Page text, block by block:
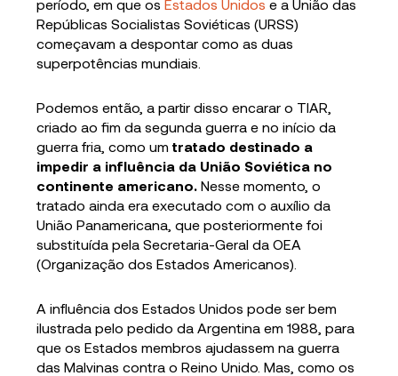
período, em que osEstados Unidos e a União das
Repúblicas Socialistas Soviéticas (URSS)
começavam a despontar como as duas
superpotências mundiais.
Podemos então, a partir disso encarar o TIAR,
criado ao fim da segunda guerra e no início da
guerra fria, como umtratado destinado a
impedir a influência da União Soviética no
continente americano. Nesse momento, o
tratado ainda era executado com o auxílio da
União Panamericana, que posteriormente foi
substituída pela Secretaria-Geral da OEA
(Organização dos Estados Americanos).
A influência dos Estados Unidos pode ser bem
ilustrada pelo pedido da Argentina em 1988, para
que os Estados membros ajudassem na guerra
das Malvinas contra o Reino Unido. Mas, como os